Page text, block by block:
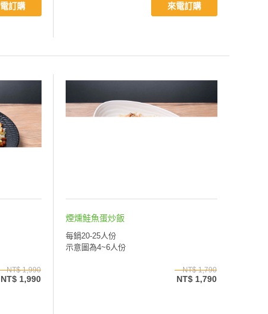
訂購 來電訂購
NT$ 1,990
NT$ 1,990
煙燻鮭魚蛋炒飯
每鍋20-25人份
示意圖為4~6人份
NT$ 1,790
NT$ 1,790